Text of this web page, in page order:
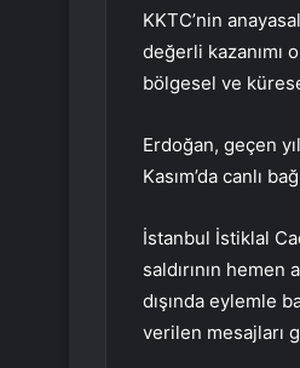
KKTC’nin
değerli kazanımı
bölgesel ve
Erdoğan, geçen
Kasım’da canlı
İstanbul İstiklal
saldırının
dışında eylemle
verilen mesajları